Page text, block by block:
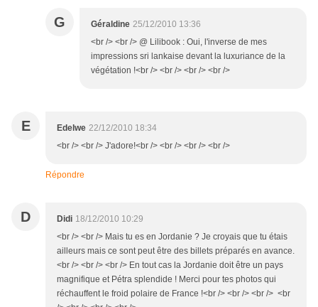
G Géraldine 25/12/2010 13:36
<br /> <br /> @ Lilibook : Oui, l'inverse de mes
impressions sri lankaise devant la luxuriance de la
végétation !<br /> <br /> <br /> <br />
E Edelwe 22/12/2010 18:34
<br /> <br /> J'adore!<br /> <br /> <br /> <br />
Répondre
D Didi 18/12/2010 10:29
<br /> <br /> Mais tu es en Jordanie ? Je croyais que tu étais
ailleurs mais ce sont peut être des billets préparés en avance.
<br /> <br /> <br /> En tout cas la Jordanie doit être un pays
magnifique et Pétra splendide ! Merci pour tes photos qui
réchauffent le froid polaire de France !<br /> <br /> <br /> <br